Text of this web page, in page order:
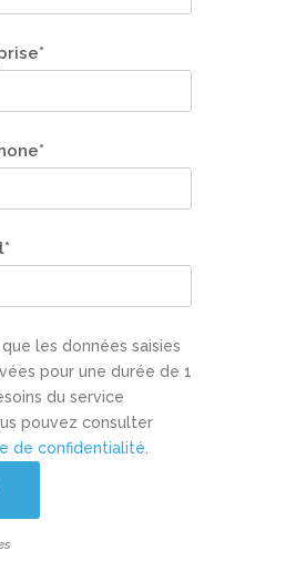
les données saisies
pour une durée de 1
du service
pouvez consulter
de confidentialité